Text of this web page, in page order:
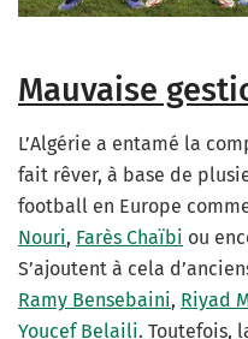
Mauvaise
L’Algérie a entamé la
fait rêver, à base de
football en Europe
Nouri, Farès Chaïbi ou
S’ajoutent à cela
Ramy Bensebaini, Riyad
Youcef Belaili. Toutefois,